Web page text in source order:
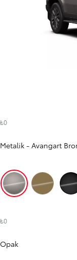
₺0
Metalik - Avangart
Avangart Bronz (4V8)
₺0
Opak